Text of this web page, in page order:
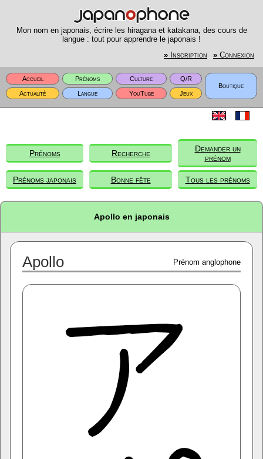
Mon nom en japonais, écrire les hiragana et katakana, des cours de
langue : tout pour apprendre le japonais !
» Inscription » Connexion
Accueil Prénoms Culture
Q/R
Boutique
Actualité
Langue YouTube Jeux
Prénoms Recherche
Demander un
prénom
Prénoms japonais Bonne fête Tous les prénoms
Apollo en japonais
Apollo Prénom anglophone